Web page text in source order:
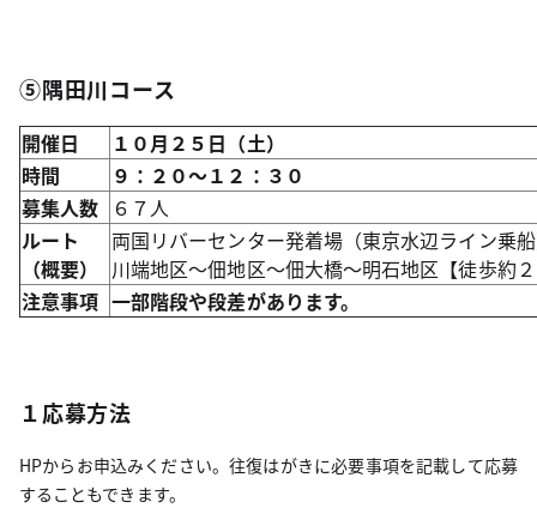
⑤隅田川コース
開催日
１０月２５日（土）
時間
９：２０～１２：３０
募集人数 ６７人
ルート
（概要）
両国リバーセンター発着場（東京水辺ライン乗
川端地区～佃地区～佃大橋～明石地区 【徒歩約２
注意事項 一部階段や段差があります。
１応募方法
HPからお申込みください。往復はがきに必要事項を記載して応募
することもできます。